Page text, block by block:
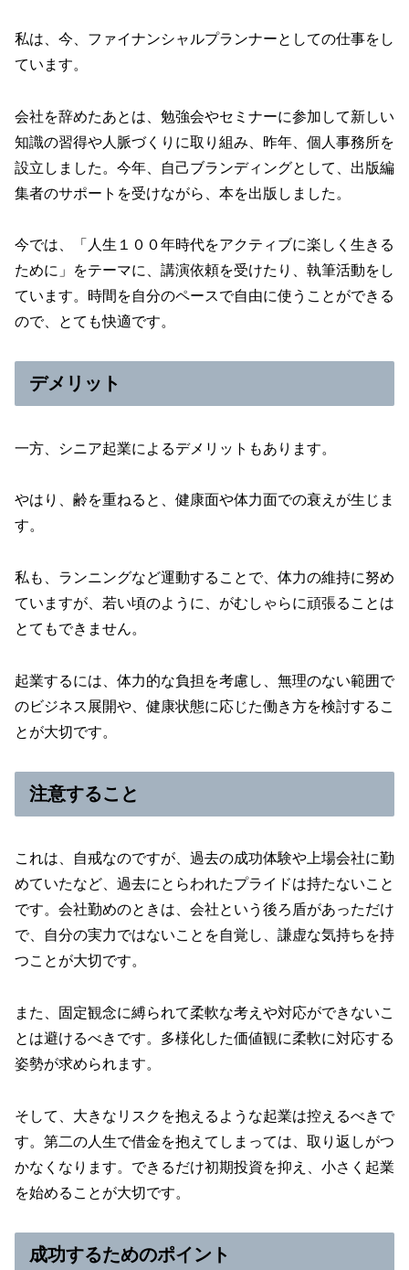
私は、今、ファイナンシャルプランナーとしての仕事をし
ています。
会社を辞めたあとは、勉強会やセミナーに参加して新しい
知識の習得や人脈づくりに取り組み、昨年、個人事務所を
設立しました。今年、自己ブランディングとして、出版編
集者のサポートを受けながら、本を出版しました。
今では、「人生１００年時代をアクティブに楽しく生きる
ために」をテーマに、講演依頼を受けたり、執筆活動をし
ています。時間を自分のペースで自由に使うことができる
ので、とても快適です。
デメリット
一方、シニア起業によるデメリットもあります。
やはり、齢を重ねると、健康面や体力面での衰えが生じま
す。
私も、ランニングなど運動することで、体力の維持に努め
ていますが、若い頃のように、がむしゃらに頑張ることは
とてもできません。
起業するには、体力的な負担を考慮し、無理のない範囲で
のビジネス展開や、健康状態に応じた働き方を検討するこ
とが大切です。
注意すること
これは、自戒なのですが、過去の成功体験や上場会社に勤
めていたなど、過去にとらわれたプライドは持たないこと
です。会社勤めのときは、会社という後ろ盾があっただけ
で、自分の実力ではないことを自覚し、謙虚な気持ちを持
つことが大切です。
また、固定観念に縛られて柔軟な考えや対応ができないこ
とは避けるべきです。多様化した価値観に柔軟に対応する
姿勢が求められます。
そして、大きなリスクを抱えるような起業は控えるべきで
す。第二の人生で借金を抱えてしまっては、取り返しがつ
かなくなります。できるだけ初期投資を抑え、小さく起業
を始めることが大切です。
成功するためのポイント